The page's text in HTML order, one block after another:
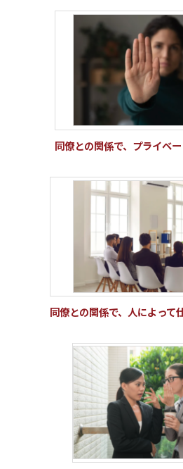
同僚との関係で、プライベ
同僚との関係で、人によって